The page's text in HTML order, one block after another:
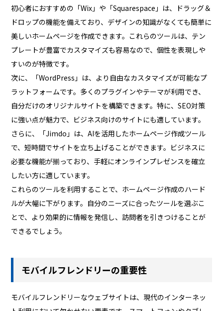
初心者におすすめの「Wix」や「Squarespace」は、ドラッグ＆
ドロップの機能を備えており、デザインの知識がなくても簡単に
美しいホームページを作成できます。これらのツールは、テン
プレートが豊富でカスタマイズも容易なので、個性を表現しや
すいのが特徴です。
次に、「WordPress」は、より自由なカスタマイズが可能なプ
ラットフォームです。多くのプラグインやテーマが利用でき、
自分だけのオリジナルサイトを構築できます。特に、SEO対策
に強い点が魅力で、ビジネス向けのサイトにも適しています。
さらに、「Jimdo」は、AIを活用したホームページ作成ツール
で、短時間でサイトを立ち上げることができます。ビジネスに
必要な機能が揃っており、手軽にオンラインプレゼンスを確立
したい方に適しています。
これらのツールを利用することで、ホームページ作成のハード
ルが大幅に下がります。自分のニーズに合ったツールを選ぶこ
とで、より効果的に情報を発信し、訪問者を引きつけることが
できるでしょう。
モバイルフレンドリーの重要性
モバイルフレンドリーなウェブサイトは、現代のインターネッ